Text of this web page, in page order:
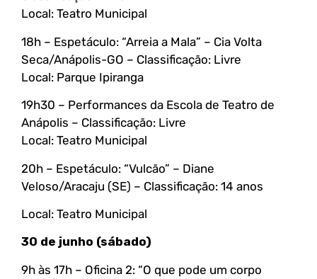
Local: Teatro Municipal
18h – Espetáculo: “Arreia a Mala” – Cia Volta
Seca/Anápolis-GO – Classificação: Livre
Local: Parque Ipiranga
19h30 – Performances da Escola de Teatro de
Anápolis – Classificação: Livre
Local: Teatro Municipal
20h – Espetáculo: “Vulcão” – Diane
Veloso/Aracaju (SE) – Classificação: 14 anos
Local: Teatro Municipal
30 de junho (sábado)
9h às 17h – Oficina 2: “O que pode um corpo